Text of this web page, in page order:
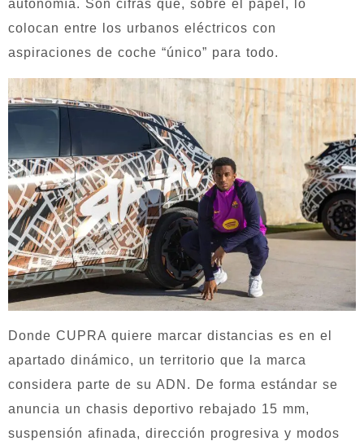
autonomía. Son cifras que, sobre el papel, lo
colocan entre los urbanos eléctricos con
aspiraciones de coche “único” para todo.
Donde CUPRA quiere marcar distancias es en el
apartado dinámico, un territorio que la marca
considera parte de su ADN. De forma estándar se
anuncia un chasis deportivo rebajado 15 mm,
suspensión afinada, dirección progresiva y modos